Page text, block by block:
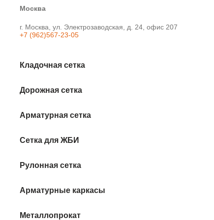
Москва
г. Москва, ул. Электрозаводская, д. 24, офис 207
+7 (962)567-23-05
Кладочная сетка
Дорожная сетка
Арматурная сетка
Сетка для ЖБИ
Рулонная сетка
Арматурные каркасы
Металлопрокат